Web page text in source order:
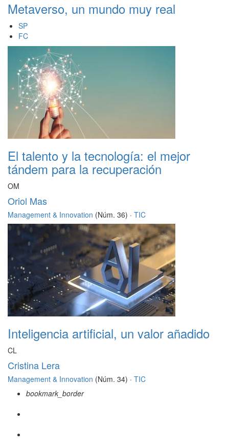
Metaverso, un mundo muy real
SP
FC
El talento y la tecnología: el mejor
tándem para la recuperación
OM
Oriol Mas
Management & Innovation (Núm. 36) · TIC
Inteligencia artificial, un valor añadido
CL
Cristina Lera
Management & Innovation (Núm. 34) · TIC
bookmark_border